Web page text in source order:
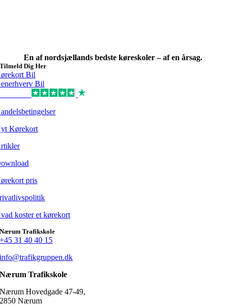
En af nordsjællands bedste køreskoler – af en årsag.
Tilmeld Dig Her
Bil
Bil
Kørekort
pris
koster et kørekort
Nærum Trafikskole
+45 31 40 40 15
info@trafikgruppen.dk
Nærum Trafikskole
Nærum Hovedgade 47-49,
2850 Nærum